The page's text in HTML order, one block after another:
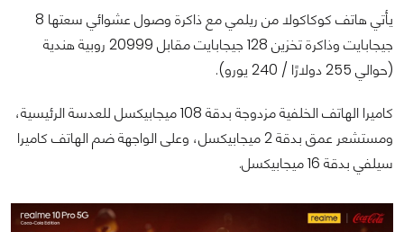
يأتي هاتف كوكاكولا من ريلمي مع ذاكرة وصول عشوائي سعتها 8
جيجابايت وذاكرة تخزين 128 جيجابايت مقابل 20999 روبية هندية
(حوالي 255 دولارًا / 240 يورو).
كاميرا الهاتف الخلفية مزدوجة بدقة 108 ميجابيكسل للعدسة الرئيسية،
ومستشعر عمق بدقة 2 ميجابيكسل، وعلى الواجهة ضم الهاتف كاميرا
سيلفي بدقة 16 ميجابيكسل.